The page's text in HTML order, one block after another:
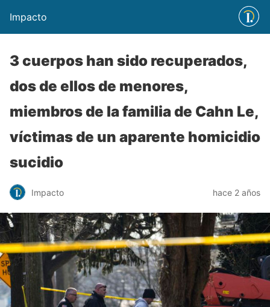
Impacto
3 cuerpos han sido recuperados,
dos de ellos de menores,
miembros de la familia de Cahn Le,
víctimas de un aparente homicidio
sucidio
Impacto hace 2 años